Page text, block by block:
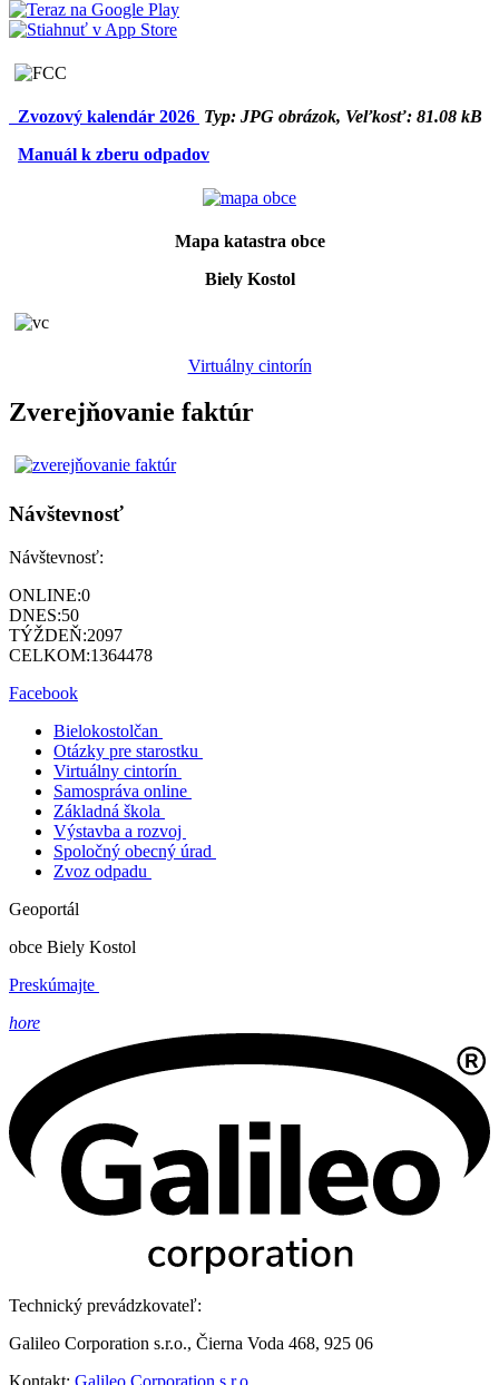
Zvozový kalendár 2026 Typ: JPG obrázok, Veľkosť: 81.08 kB
Manuál k zberu odpadov
Mapa katastra obce
Biely Kostol
Virtuálny cintorín
Zverejňovanie faktúr
Návštevnosť
Návštevnosť:
ONLINE:0
DNES:50
TÝŽDEŇ:2097
CELKOM:1364478
Facebook
Bielokostolčan
Otázky pre starostku
Virtuálny cintorín
Samospráva online
Základná škola
Výstavba a rozvoj
Spoločný obecný úrad
Zvoz odpadu
Geoportál
obce Biely Kostol
Preskúmajte
hore
Technický prevádzkovateľ:
Galileo Corporation s.r.o., Čierna Voda 468, 925 06
Kontakt: Galileo Corporation s.r.o.